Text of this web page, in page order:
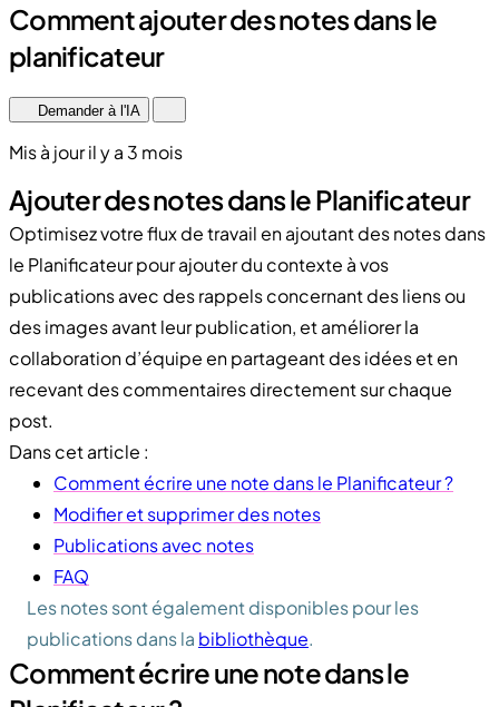
Comment ajouter des notes dans le
planificateur
Demander à l'IA
Mis à jour il y a 3 mois
Ajouter des notes dans le Planificateur
Optimisez votre flux de travail en ajoutant des notes dans
le Planificateur pour ajouter du contexte à vos
publications avec des rappels concernant des liens ou
des images avant leur publication, et améliorer la
collaboration d’équipe en partageant des idées et en
recevant des commentaires directement sur chaque
post.
Dans cet article :
Comment écrire une note dans le Planificateur ?
Modifier et supprimer des notes
Publications avec notes
FAQ
Les notes sont également disponibles pour les
publications dans la bibliothèque.
Comment écrire une note dans le